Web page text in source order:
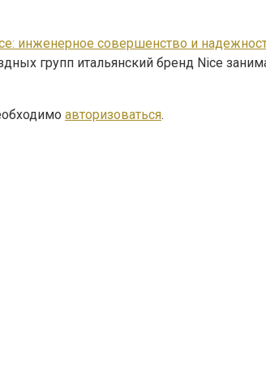
инженерное совершенство и
групп итальянский бренд Nice
авторизоваться.